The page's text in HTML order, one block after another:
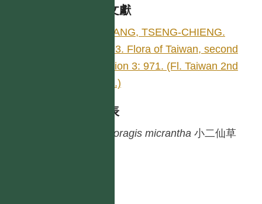
參考文獻
HUANG, TSENG-CHIENG.
1993. Flora of Taiwan, second
edition 3: 971. (Fl. Taiwan 2nd
edit.)
種列表
Haloragis micrantha 小二仙草